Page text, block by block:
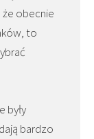
że obecnie
to
były
bardzo